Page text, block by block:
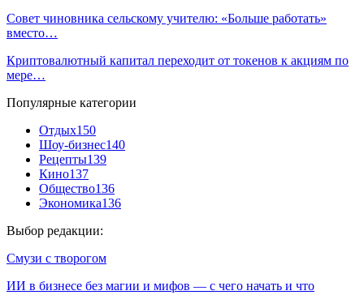
Совет чиновника сельскому учителю: «Больше работать»
вместо…
Криптовалютный капитал переходит от токенов к акциям по
мере…
Популярные категории
Отдых150
Шоу-бизнес140
Рецепты139
Кино137
Общество136
Экономика136
Выбор редакции:
Смузи с творогом
ИИ в бизнесе без магии и мифов — с чего начать и что